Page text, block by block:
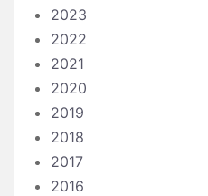
2023
2022
2021
2020
2019
2018
2017
2016